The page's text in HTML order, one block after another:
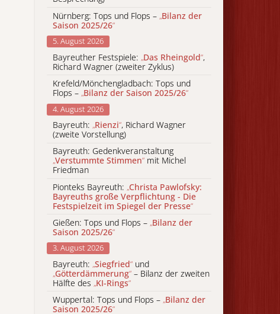
Nürnberg: Tops und Flops – „Bilanz der
Saison 2025/26“
5. August 2026
Bayreuther Festspiele: „Das Rheingold“,
Richard Wagner (zweiter Zyklus)
Krefeld/Mönchengladbach: Tops und
Flops – „Bilanz der Saison 2025/26“
4. August 2026
Bayreuth: „Rienzi“, Richard Wagner
(zweite Vorstellung)
Bayreuth: Gedenkveranstaltung
„Verstummte Stimmen“ mit Michel
Friedman
Pionteks Bayreuth: „Christa Pawlofsky:
Bayreuths große Verpflichtung - Die
Festspielzeit im Spiegel der Presse“
Gießen: Tops und Flops – „Bilanz der
Saison 2025/26“
3. August 2026
Bayreuth: „Siegfried“ und
„Götterdämmerung“ – Bilanz der zweiten
Hälfte des „KI-Rings“
Wuppertal: Tops und Flops – „Bilanz der
Saison 2025/26“